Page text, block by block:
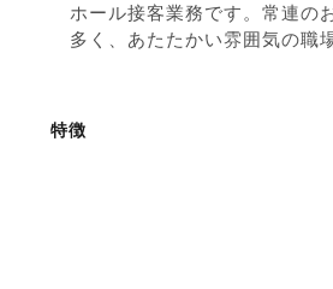
ホール接客業務です。常連の
多く、あたたかい雰囲気の職
特徴